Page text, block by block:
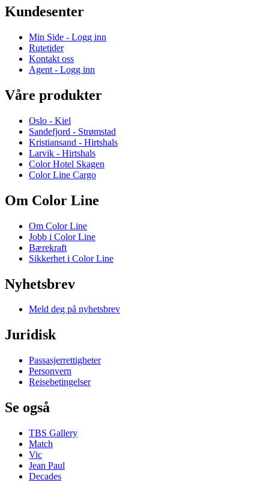
Kundesenter
Min Side - Logg inn
Rutetider
Kontakt oss
Agent - Logg inn
Våre produkter
Oslo - Kiel
Sandefjord - Strømstad
Kristiansand - Hirtshals
Larvik - Hirtshals
Color Hotel Skagen
Color Line Cargo
Om Color Line
Om Color Line
Jobb i Color Line
Bærekraft
Sikkerhet i Color Line
Nyhetsbrev
Meld deg på nyhetsbrev
Juridisk
Passasjerrettigheter
Personvern
Reisebetingelser
Se også
TBS Gallery
Match
Vic
Jean Paul
Decades